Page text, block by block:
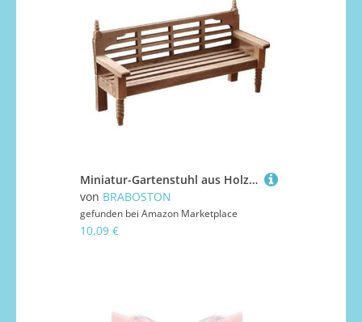
Miniatur-Gartenstuhl aus Holz für 1/12 Puppenhäuser, Modell-Projekt-Display, Bastelzubehör für Sammler, Miniatur-Möbel
von BRABOSTON
gefunden bei Amazon Marketplace
10,09 €